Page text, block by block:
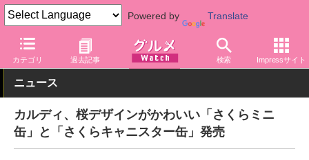
Powered by Translate
カテゴリ 過去記事 検索 Impressサイト
グルメ Watch 店舗 バラエティ カルディ
ニュース
カルディ、桜デザインがかわいい「さくらミニ
缶」と「さくらキャニスター缶」発売